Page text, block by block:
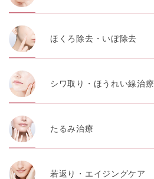
ほくろ除去・いぼ除去
シワ取り・ほうれい線治療
たるみ治療
若返り・エイジングケア